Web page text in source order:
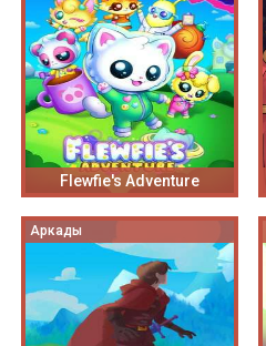
Flewfie's Adventure
Аркады